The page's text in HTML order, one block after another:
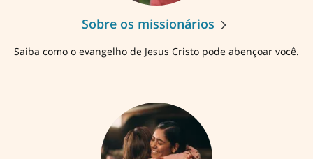
Sobre os missionários
Saiba como o evangelho de Jesus Cristo pode abençoar você.